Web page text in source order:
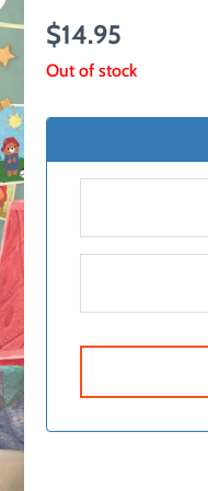
$14.95
Out of stock